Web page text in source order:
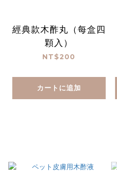
經典款木酢丸（每盒四
顆入）
NT$200
カートに追加